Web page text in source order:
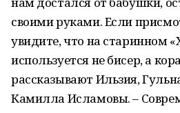
своими руками. Если
увидите, что на старинном
используется не бисер, а
рассказывают Ильзия,
Камилла Исламовы. –